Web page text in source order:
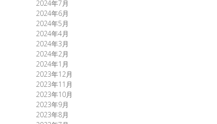
2024年7月
2024年6月
2024年5月
2024年4月
2024年3月
2024年2月
2024年1月
2023年12月
2023年11月
2023年10月
2023年9月
2023年8月